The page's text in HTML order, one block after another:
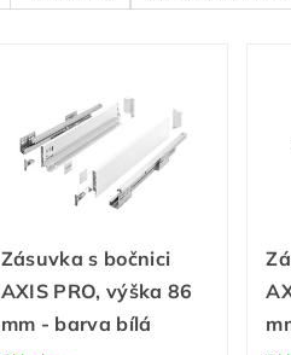
Zásuvka s bočnici
AXIS PRO, výška 86
mm - barva bílá